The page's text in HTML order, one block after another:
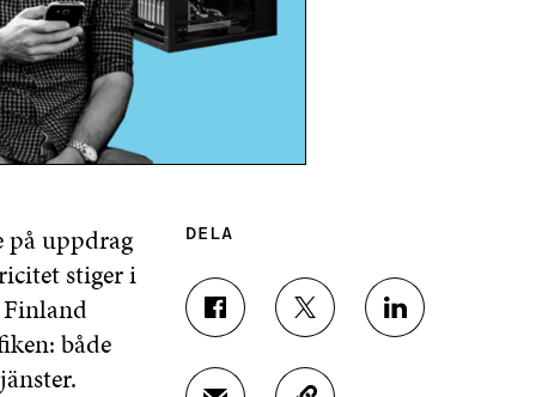
på uppdrag
stiger i
både
DELA
D
E
L
A
D
E
L
A
D
E